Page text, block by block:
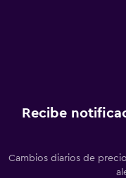
Recibe
Cambios diarios de